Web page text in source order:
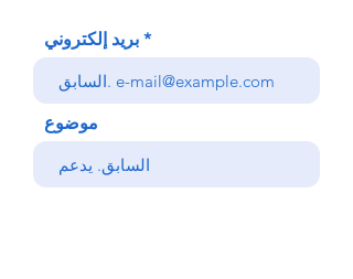
بريد إلكتروني
موضوع